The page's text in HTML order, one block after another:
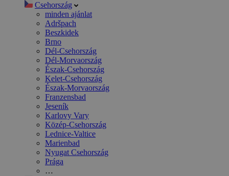
Csehország
minden ajánlat
Adršpach
Beszkidek
Brno
Dél-Csehország
Dél-Morvaország
Észak-Csehország
Kelet-Csehország
Észak-Morvaország
Franzensbad
Jeseník
Karlovy Vary
Közép-Csehország
Lednice-Valtice
Marienbad
Nyugat Csehország
Prága
…